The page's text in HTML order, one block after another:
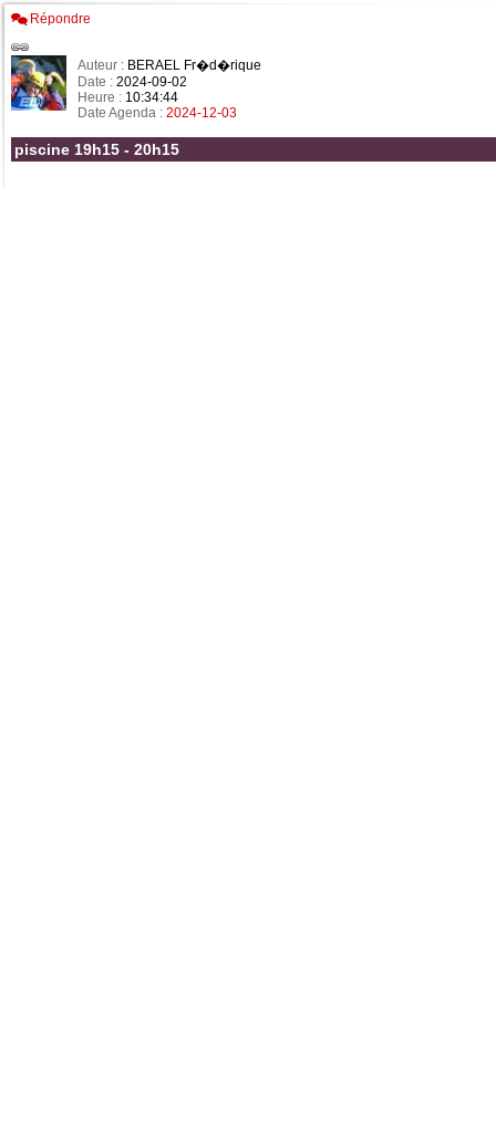
Répondre
Auteur : BERAEL Fr�d�rique
Date : 2024-09-02
Heure : 10:34:44
Date Agenda : 2024-12-03
piscine 19h15 - 20h15